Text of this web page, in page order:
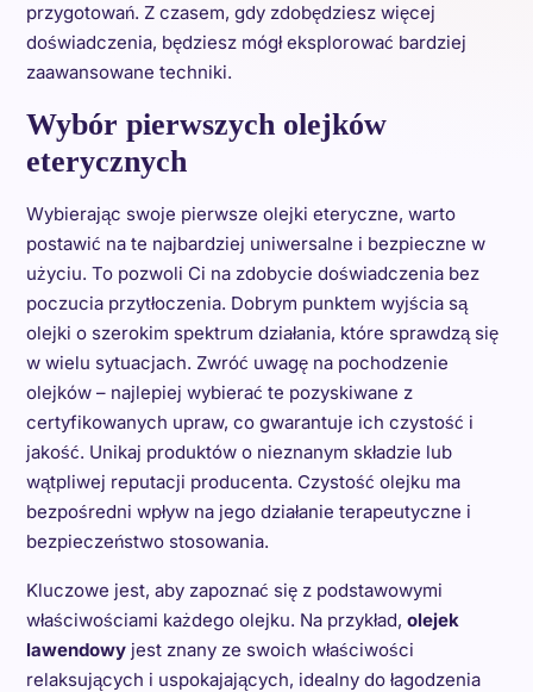
przygotowań. Z czasem, gdy zdobędziesz więcej
doświadczenia, będziesz mógł eksplorować bardziej
zaawansowane techniki.
Wybór pierwszych olejków
eterycznych
Wybierając swoje pierwsze olejki eteryczne, warto
postawić na te najbardziej uniwersalne i bezpieczne w
użyciu. To pozwoli Ci na zdobycie doświadczenia bez
poczucia przytłoczenia. Dobrym punktem wyjścia są
olejki o szerokim spektrum działania, które sprawdzą się
w wielu sytuacjach. Zwróć uwagę na pochodzenie
olejków – najlepiej wybierać te pozyskiwane z
certyfikowanych upraw, co gwarantuje ich czystość i
jakość. Unikaj produktów o nieznanym składzie lub
wątpliwej reputacji producenta. Czystość olejku ma
bezpośredni wpływ na jego działanie terapeutyczne i
bezpieczeństwo stosowania.
Kluczowe jest, aby zapoznać się z podstawowymi
właściwościami każdego olejku. Na przykład, olejek
lawendowyjest znany ze swoich właściwości
relaksujących i uspokajających, idealny do łagodzenia